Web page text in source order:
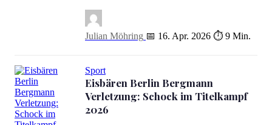
Julian Möhring 📅 16. Apr. 2026 ⏱ 9 Min.
Sport
Eisbären Berlin Bergmann
Verletzung: Schock im Titelkampf
2026